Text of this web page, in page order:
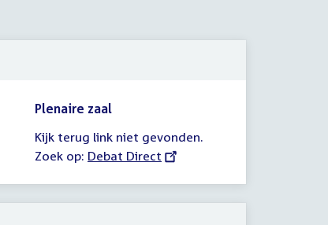
Plenaire zaal
Kijk terug link niet gevonden.
Zoek op: External
Debat Direct